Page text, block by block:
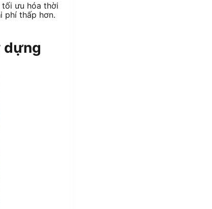
ưu hóa thời
phí thấp hơn.
dựng